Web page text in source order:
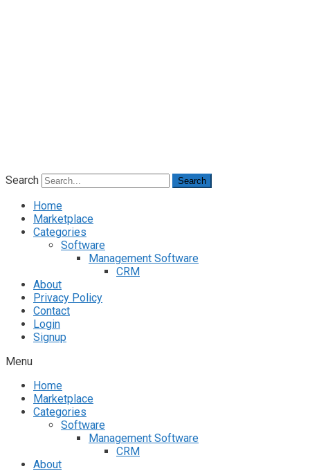
Search Search
Home
Marketplace
Categories
Software
Management Software
CRM
About
Privacy Policy
Contact
Login
Signup
Menu
Home
Marketplace
Categories
Software
Management Software
CRM
About